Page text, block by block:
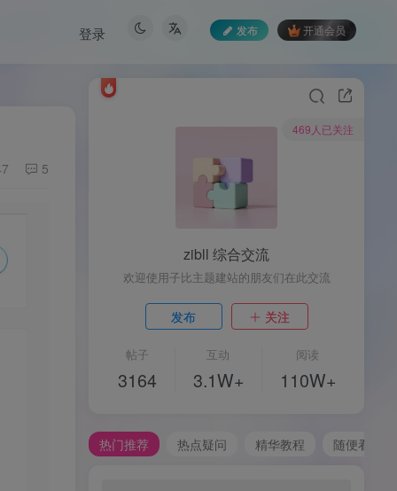
发布 开通会员
登录
5
469人已关注
zibll 综合交流
欢迎使用子比主题建站的朋友们在此交流
发布 关注
帖子
3164
互动
3.1W+
阅读
110W+
热门推荐 热点疑问 精华教程 随便看看